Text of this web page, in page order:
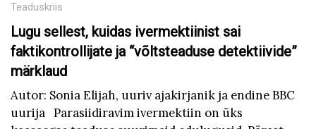
Teaduskriis
Lugu sellest, kuidas ivermektiinist sai
faktikontrollijate ja “võltsteaduse detektiivide”
märklaud
Autor: Sonia Elijah, uuriv ajakirjanik ja endine BBC
uurija Parasiidiravim ivermektiin on üks